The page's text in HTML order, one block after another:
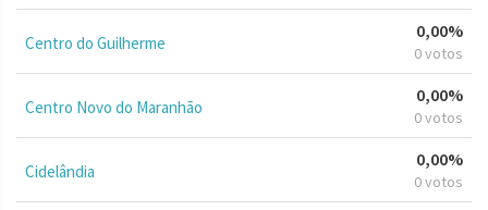
Centro do Guilherme
0,00%
0 votos
Centro Novo do Maranhão
0,00%
0 votos
Cidelândia
0,00%
0 votos